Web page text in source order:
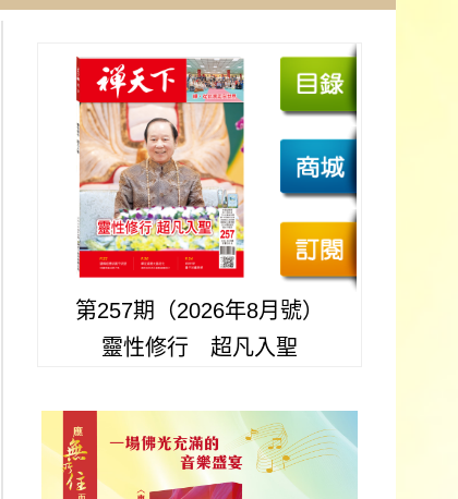
第257期（2026年8月號）
靈性修行 超凡入聖